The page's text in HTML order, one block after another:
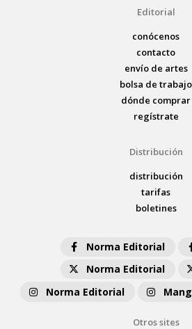
Editorial
conócenos
contacto
envío de artes
bolsa de trabajo
dónde comprar
regístrate
Distribución
distribución
tarifas
boletines
Norma Editorial
Norma Editorial
Norma Editorial
Otros sites